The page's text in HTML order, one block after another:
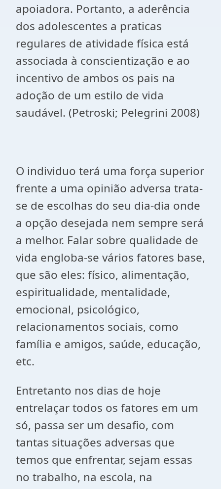
apoiadora. Portanto, a aderência
dos adolescentes a praticas
regulares de atividade física está
associada à conscientização e ao
incentivo de ambos os pais na
adoção de um estilo de vida
saudável. (Petroski; Pelegrini 2008)
O individuo terá uma força superior
frente a uma opinião adversa trata-
se de escolhas do seu dia-dia onde
a opção desejada nem sempre será
a melhor. Falar sobre qualidade de
vida engloba-se vários fatores base,
que são eles: físico, alimentação,
espiritualidade, mentalidade,
emocional, psicológico,
relacionamentos sociais, como
família e amigos, saúde, educação,
etc.
Entretanto nos dias de hoje
entrelaçar todos os fatores em um
só, passa ser um desafio, com
tantas situações adversas que
temos que enfrentar, sejam essas
no trabalho, na escola, na